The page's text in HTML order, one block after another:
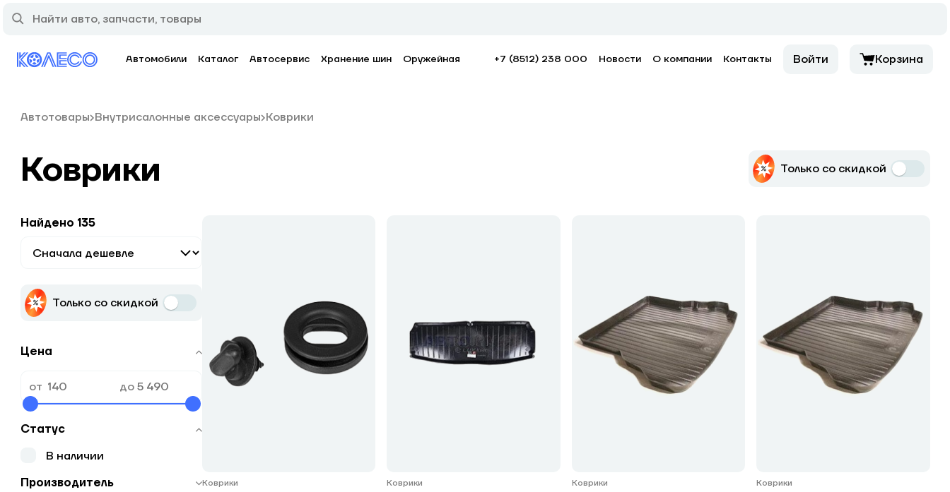
Автомобили Каталог Автосервис Хранение шин Оружейная +7 (8512) 238 000 Новости О компании Контакты Войти Корзина
Автотовары Внутрисалонные аксессуары Коврики
Коврики Только со скидкой
Найдено 135
Только со скидкой
Цена
от до
Статус
В наличии
Производитель
Коврики Коврики Коврики Коврики